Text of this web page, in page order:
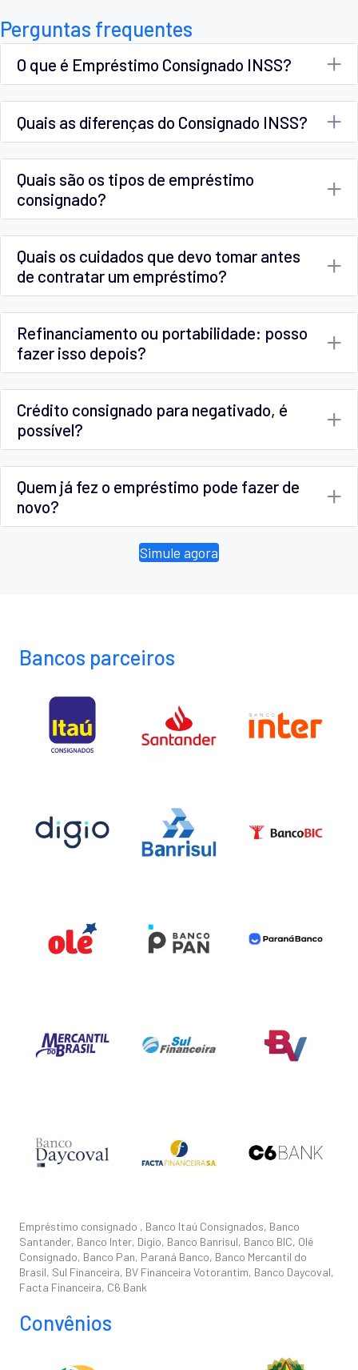
Perguntas frequentes
O que é Empréstimo Consignado INSS?
Quais as diferenças do Consignado INSS?
Quais são os tipos de empréstimo
consignado?
Quais os cuidados que devo tomar antes
de contratar um empréstimo?
Refinanciamento ou portabilidade: posso
fazer isso depois?
Crédito consignado para negativado, é
possível?
Quem já fez o empréstimo pode fazer de
novo?
Simule agora
Bancos parceiros
Empréstimo consignado , Banco Itaú Consignados, Banco
Santander, Banco Inter, Digio, Banco Banrisul, Banco BIC, Olé
Consignado, Banco Pan, Paraná Banco, Banco Mercantil do
Brasil, Sul Financeira, BV Financeira Votorantim, Banco Daycoval,
Facta Financeira, C6 Bank
Convênios